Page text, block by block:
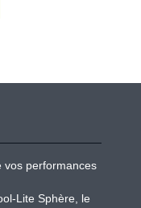
vos performances
Lite Sphère, le